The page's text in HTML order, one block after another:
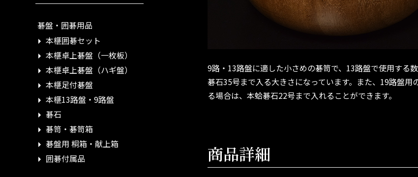
9路・13路盤に適した小さめの碁笥で、13路盤で使用する
碁石35号まで入る大きさになっています。また、19路盤
る場合は、本蛤碁石22号まで入れることができます。
商品詳細
碁盤・囲碁用品
本榧囲碁セット
本榧卓上碁盤（一枚板）
本榧卓上碁盤（ハギ盤）
本榧足付碁盤
本榧13路盤・9路盤
碁石
碁笥・碁笥箱
碁盤用 桐箱・献上箱
囲碁付属品